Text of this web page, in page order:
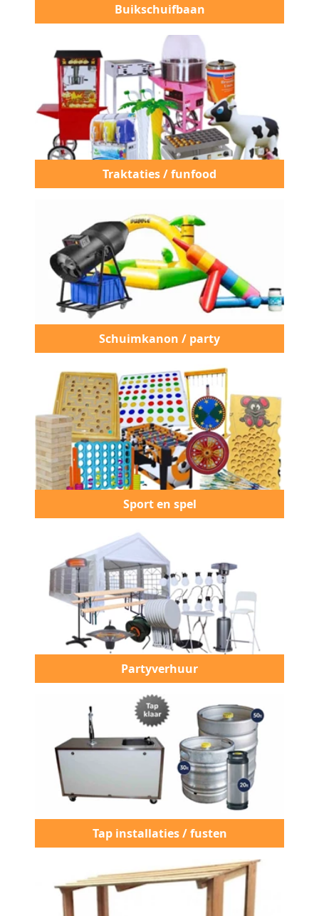
Buikschuifbaan
Traktaties / funfood
Schuimkanon / party
Sport en spel
Partyverhuur
Tap installaties / fusten